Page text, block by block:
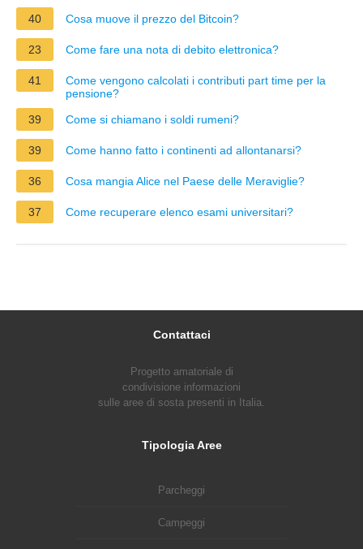
40
Cosa muove il prezzo del Bitcoin?
23 Come fare una nota di debito elettronica?
41
Come vengono calcolati i contributi part time per la
pensione?
39
Come si chiamano i soldi rumeni?
39 Come hanno fatto i continenti ad allontanarsi?
36 Cosa mangia Alice nel Paese delle Meraviglie?
37 Come recuperare elenco esami universitari?
Contattaci
Progetto amatoriale di
condivisione informazioni
sulle aree di sosta presenti in Italia.
Tipologia Aree
Parcheggi
Campeggi